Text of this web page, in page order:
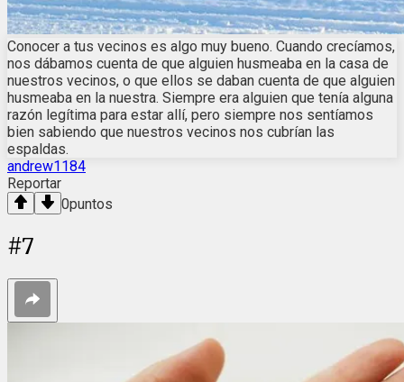
Conocer a tus vecinos es algo muy bueno. Cuando crecíamos,
nos dábamos cuenta de que alguien husmeaba en la casa de
nuestros vecinos, o que ellos se daban cuenta de que alguien
husmeaba en la nuestra. Siempre era alguien que tenía alguna
razón legítima para estar allí, pero siempre nos sentíamos
bien sabiendo que nuestros vecinos nos cubrían las
espaldas.
andrew1184
Reportar
0puntos
#7